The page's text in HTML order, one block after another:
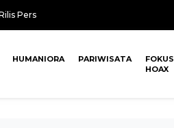
Pers
HUMANIORA PARIWISATA
FOKUS
HOAX